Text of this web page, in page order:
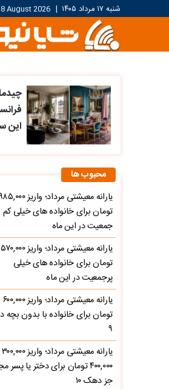
شنبه ۱۷ مرداد ۱۴۰۵ |
8 August 2026
این
محبوب ها
یارانه معیشتی مرداد؛
تومان برای خانواده های خیلی کم
جمعیت در این ماه
یارانه معیشتی مرداد؛ واریز
تومان برای خانواده های خیلی
پرجمعیت در این ماه
یارانه معیشتی مرداد؛ واریز ۶۰۰,۰۰۰
تومان برای خانواده با بدون
۹
۴۰۰,۰۰۰ تومان برای دختر یا پسر
جز دهک ۱۰